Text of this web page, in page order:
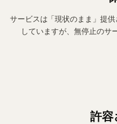
サービスは「現状のまま」提
していますが、無停止のサ
許容